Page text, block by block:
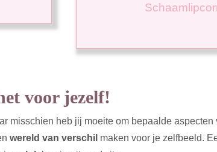
voor jezelf!
misschien heb jij moeite om bepaalde
wereld van verschil maken voor je zelfbeeld.